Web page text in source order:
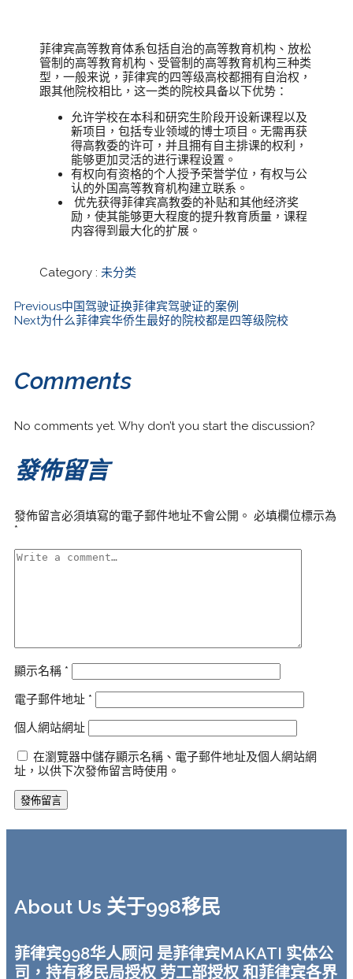
菲律宾高等教育体系包括自治的高等教育机构、放松
管制的高等教育机构、受管制的高等教育机构三种类
型，一般来说，菲律宾的四等级高校都拥有自治权，
跟其他院校相比，这一类的院校具备以下优势：
允许学校在本科和研究生阶段开设新课程以及
新项目，包括专业领域的博士项目。无需再获
得高教委的许可，并且拥有自主排课的权利，
能够更加灵活的进行课程设置。
有权向有资格的个人授予荣誉学位，有权与公
认的外国高等教育机构建立联系。
优先获得菲律宾高教委的补贴和其他经济奖
励，使其能够更大程度的提升教育质量，课程
内容得到最大化的扩展。
Category : 未分类
Previous中国驾驶证换菲律宾驾驶证的案例
Next为什么菲律宾华侨生最好的院校都是四等级院校
Comments
No comments yet. Why don’t you start the discussion?
發佈留言
發佈留言必須填寫的電子郵件地址不會公開。 必填欄位標示為
*
顯示名稱 *
電子郵件地址 *
個人網站網址
在瀏覽器中儲存顯示名稱、電子郵件地址及個人網站網
址，以供下次發佈留言時使用。
About Us 关于998移民
菲律宾998华人顾问 是菲律宾MAKATI 实体公
司，持有移民局授权 劳工部授权 和菲律宾各界